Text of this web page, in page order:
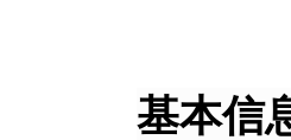
基本信